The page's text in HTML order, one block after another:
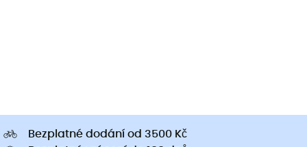
Bezplatné dodání od 3500 Kč